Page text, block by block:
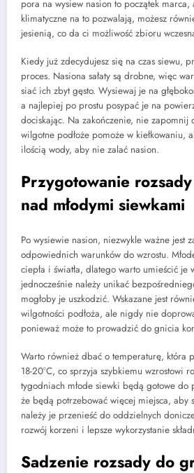
pora na wysiew nasion to początek
klimatyczne na to pozwalają, możesz
jesienią, co da ci możliwość zbioru
Kiedy już zdecydujesz się na czas siewu,
proces. Nasiona sałaty są drobne, więc
siać ich zbyt gęsto. Wysiewaj je na
a najlepiej po prostu posypać je na
dociskając. Na zakończenie, nie
wilgotne podłoże pomoże w kiełkowaniu,
ilością wody, aby nie zalać nasion.
Przygotowanie
nad młodymi siewkami
Po wysiewie nasion, niezwykle ważne jest
odpowiednich warunków do wzrostu.
ciepła i światła, dlatego warto umieścić je
jednocześnie należy unikać
mogłoby je uszkodzić. Wskazane jest
wilgotności podłoża, ale nigdy nie
ponieważ może to prowadzić do gnicia
Warto również dbać o temperaturę, która
18-20°C, co sprzyja szybkiemu wzrostowi
tygodniach młode siewki będą gotowe do
że będą potrzebować więcej miejsca, aby
należy je przenieść do oddzielnych
rozwój korzeni i lepsze wykorzystanie
Sadzenie rozsady do